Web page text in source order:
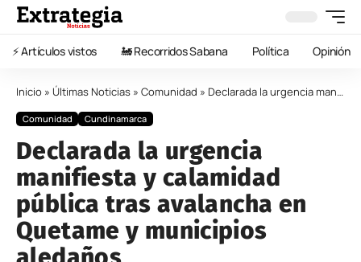
⚡️ Artículos vistos 🚂 Recorridos Sabana Política Opinión
Inicio » Últimas Noticias » Comunidad » Declarada la urgencia manifiesta y calamidad pública tras avalancha en Quetame y municipios aledaños
Comunidad Cundinamarca
Declarada la urgencia
manifiesta y calamidad
pública tras avalancha en
Quetame y municipios